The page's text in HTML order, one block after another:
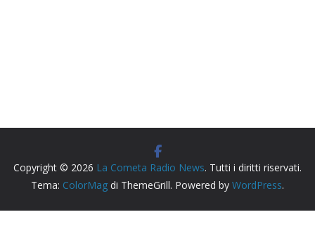
Copyright © 2026 La Cometa Radio News. Tutti i diritti riservati.
Tema: ColorMag di ThemeGrill. Powered by WordPress.